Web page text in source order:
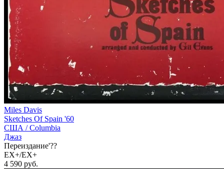
Miles Davis
Sketches Of Spain '60
США /Columbia
Джаз
Переиздание'??
EX+/EX+
4 590 руб.